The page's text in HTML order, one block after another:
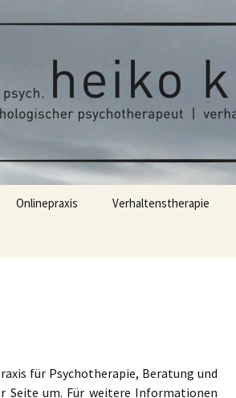
Onlinepraxis Verhaltenstherapie
für Psychotherapie, Beratung und
Seite um. Für weitere Informationen